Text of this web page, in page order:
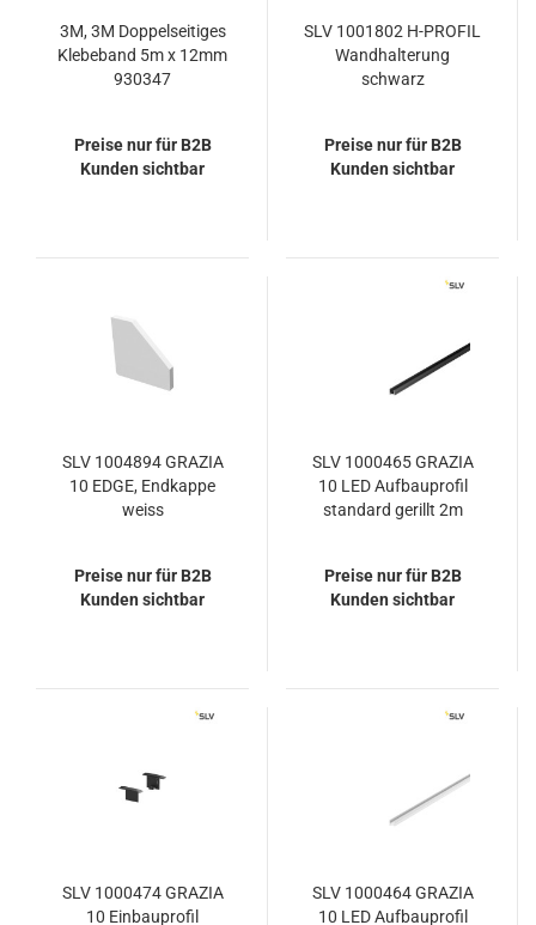
3M, 3M Doppelseitiges
Klebeband 5m x 12mm
930347
Preise nur für B2B
Kunden sichtbar
SLV 1001802 H-PROFIL
Wandhalterung
schwarz
Preise nur für B2B
Kunden sichtbar
SLV 1004894 GRAZIA
10 EDGE, Endkappe
weiss
Preise nur für B2B
Kunden sichtbar
SLV 1000465 GRAZIA
10 LED Aufbauprofil
standard gerillt 2m
Preise nur für B2B
Kunden sichtbar
SLV 1000474 GRAZIA
10 Einbauprofil
SLV 1000464 GRAZIA
10 LED Aufbauprofil